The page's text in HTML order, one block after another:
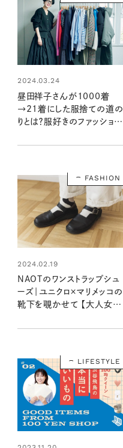
2024.03.24
昼田祥子さんが1000着
→21着にした服捨ての道の
りとは？服好きのファッション
ト整理術
FASHION
2024.02.19
NAOTのワンストラップシュ
ーズ｜ユニクロ×マリメッコの
靴下を覗かせて 【大人女子
LIFESTYLE